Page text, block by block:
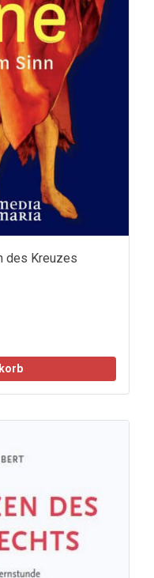
des Kreuzes